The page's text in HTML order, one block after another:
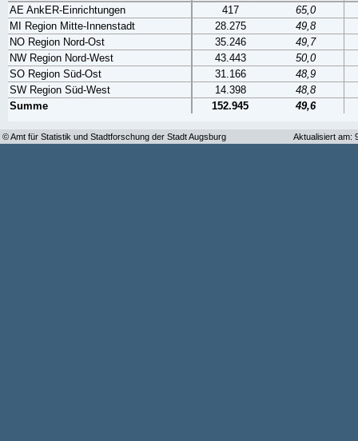
AE AnkER-Einrichtungen
417
65,0
MI Region Mitte-Innenstadt
28.275
49,8
NO Region Nord-Ost
35.246
49,7
NW Region Nord-West
43.443
50,0
SO Region Süd-Ost
31.166
48,9
SW Region Süd-West
14.398
48,8
Summe
152.945 49,6
© Amt für Statistik und Stadtforschung der Stadt Augsburg Aktualisiert am: